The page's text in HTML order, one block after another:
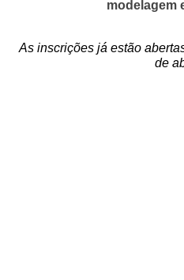
modelagem
As inscrições já estão
de